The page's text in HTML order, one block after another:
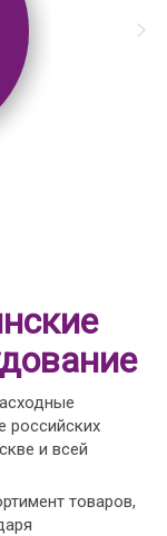
российских
и всей
товаров,